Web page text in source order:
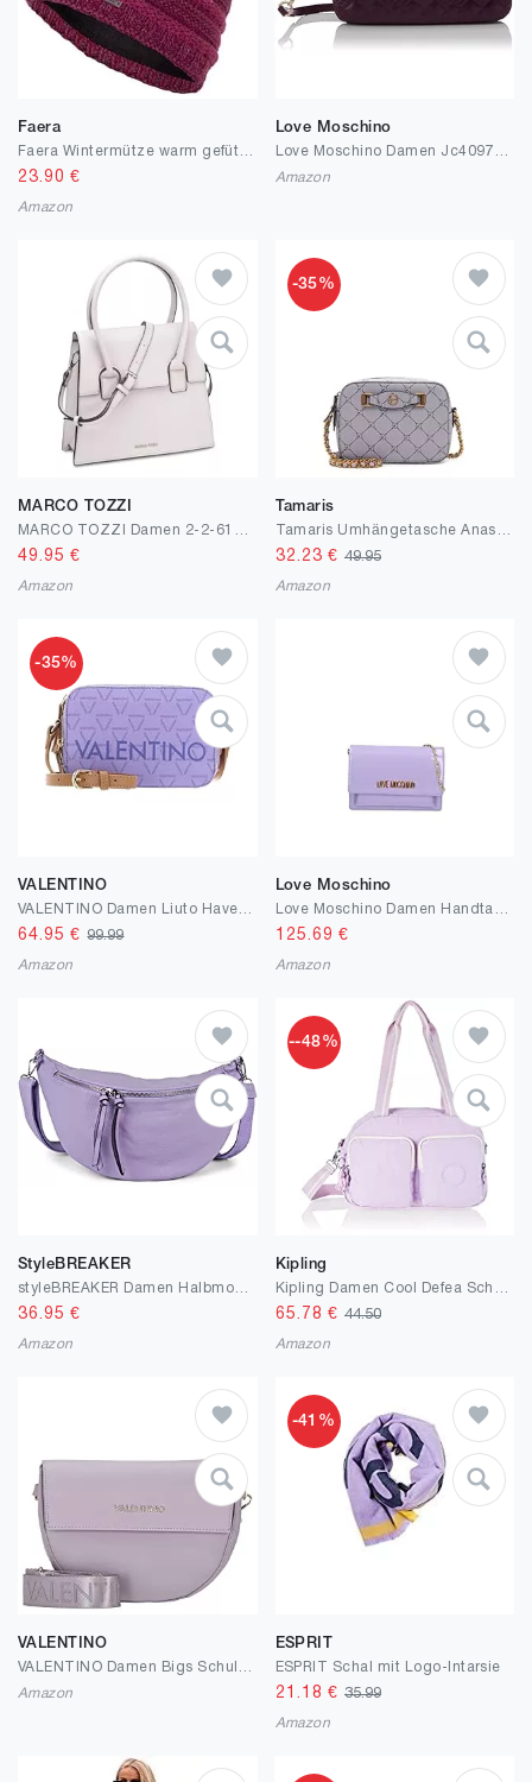
Faera
23.90 €
Amazon
Love Moschino
Amazon
MARCO TOZZI
49.95 €
Amazon
-35%
Tamaris
32.23 € 49.95
Amazon
-35%
VALENTINO
64.95 €99.99
Amazon
Love Moschino
125.69 €
Amazon
StyleBREAKER
36.95 €
Amazon
--48%
Kipling
65.78 € 44.50
Amazon
VALENTINO
Amazon
-41%
ESPRIT
ESPRIT Schal mit Logo-Intarsie
21.18 € 35.99
Amazon